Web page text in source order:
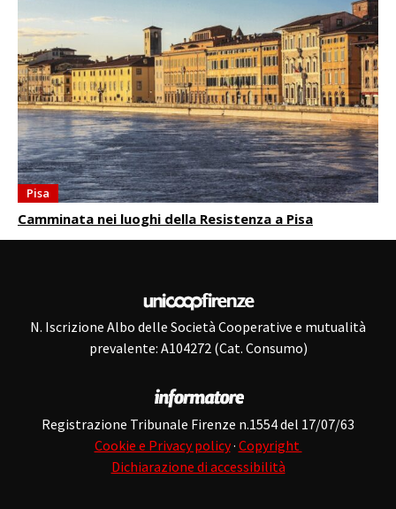
Pisa
Camminata nei luoghi della Resistenza a Pisa
N. Iscrizione Albo delle Società Cooperative e mutualità
prevalente: A104272 (Cat. Consumo)
Registrazione Tribunale Firenze n.1554 del 17/07/63
Cookie e Privacy policy· Copyright
Dichiarazione di accessibilità